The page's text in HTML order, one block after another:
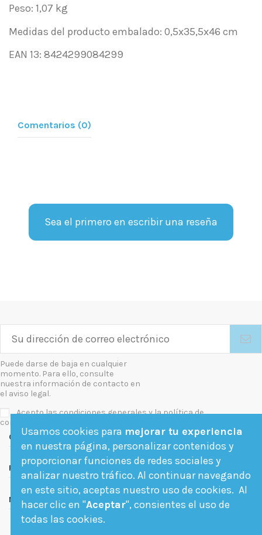
Peso: 1,07 kg
Medidas del producto embalado: 0,5x35,5x46 cm
EAN 13: 8424299084299
Comentarios (0)
Sea el primero en escribir una reseña
Puede darse de baja en cualquier
momento. Para ello, consulte
nuestra información de contacto en
el aviso legal.
Acepto las condiciones generales y la política de
confidencialidad
Contact us
Follow us
Newsletter
Usamos cookies para mejorar tu experiencia
en nuestra página, personalizar contenidos y
proporcionar funciones de redes sociales y
analizar nuestro tráfico. Al continuar navegando
en este sitio, aceptas nuestro uso de cookies. Al
hacer clic en "Aceptar", consientes el uso de
todas las cookies.